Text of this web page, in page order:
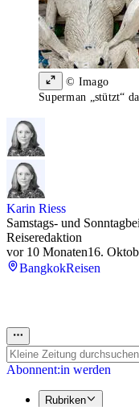
© Imago
Superman „stützt“
Karin Riess
Samstags- und
Reiseredaktion
vor 10 Monaten16.
BangkokReisen
Abonnent:in werden
Rubriken